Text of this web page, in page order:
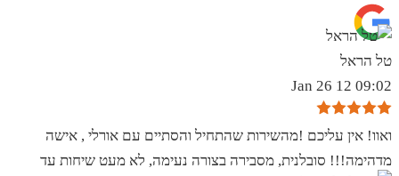
טל הראל
09:02 12 Jan 26
ואוו! אין עליכם !מהשירות שהתחיל והסתיים עם אורלי , אישה
מדהימה!!! סובלנית, מסבירה בצורה נעימה, לא מעט שיחות עד